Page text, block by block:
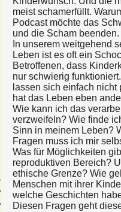
meist schamerfüllt.
Podcast möchte das
und die Scham beenden.
In unserem weitgehend
Leben ist es oft ein
Betroffenen, dass
nur schwierig
lassen sich einfach nicht
hat das Leben eben
Wie kann ich das
verzweifeln? Wie finde
Sinn in meinem Leben?
Fragen muss ich mir
Was für Möglichkeiten
reproduktiven Bereich?
ethische Grenze? Wie
Menschen mit ihrer
welche Geschichten
Diesen Fragen geht